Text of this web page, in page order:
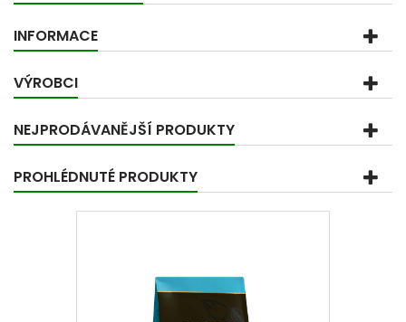
INFORMACE
VÝROBCI
NEJPRODÁVANĚJŠÍ PRODUKTY
PROHLÉDNUTÉ PRODUKTY